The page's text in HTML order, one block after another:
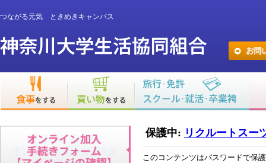
つながる元気 ときめきキャンパス
保護中: リクルートスー
このコンテンツはパスワードで保